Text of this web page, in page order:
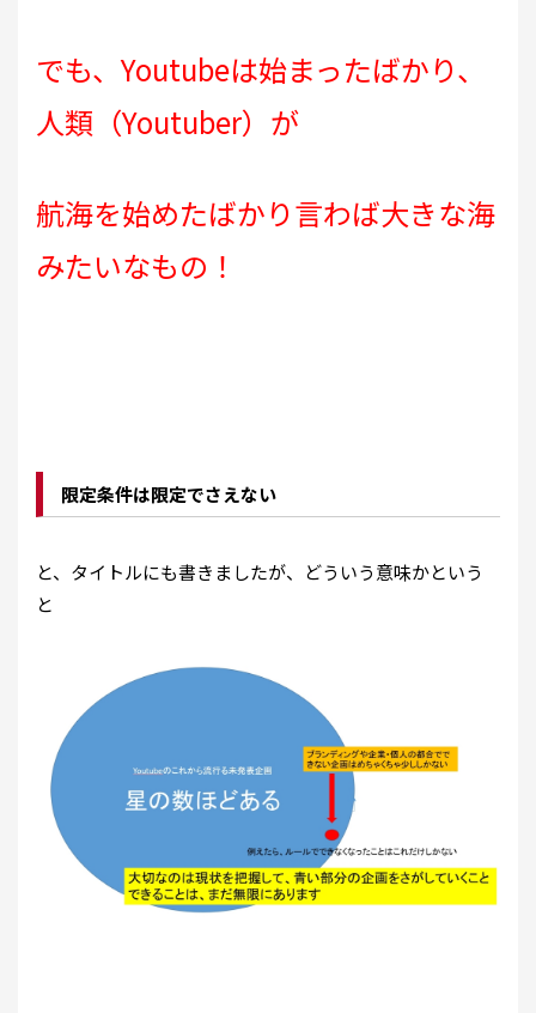
でも、Youtubeは始まったばかり、
人類（Youtuber）が
航海を始めたばかり言わば大きな海
みたいなもの！
限定条件は限定でさえない
と、タイトルにも書きましたが、どういう意味かという
と